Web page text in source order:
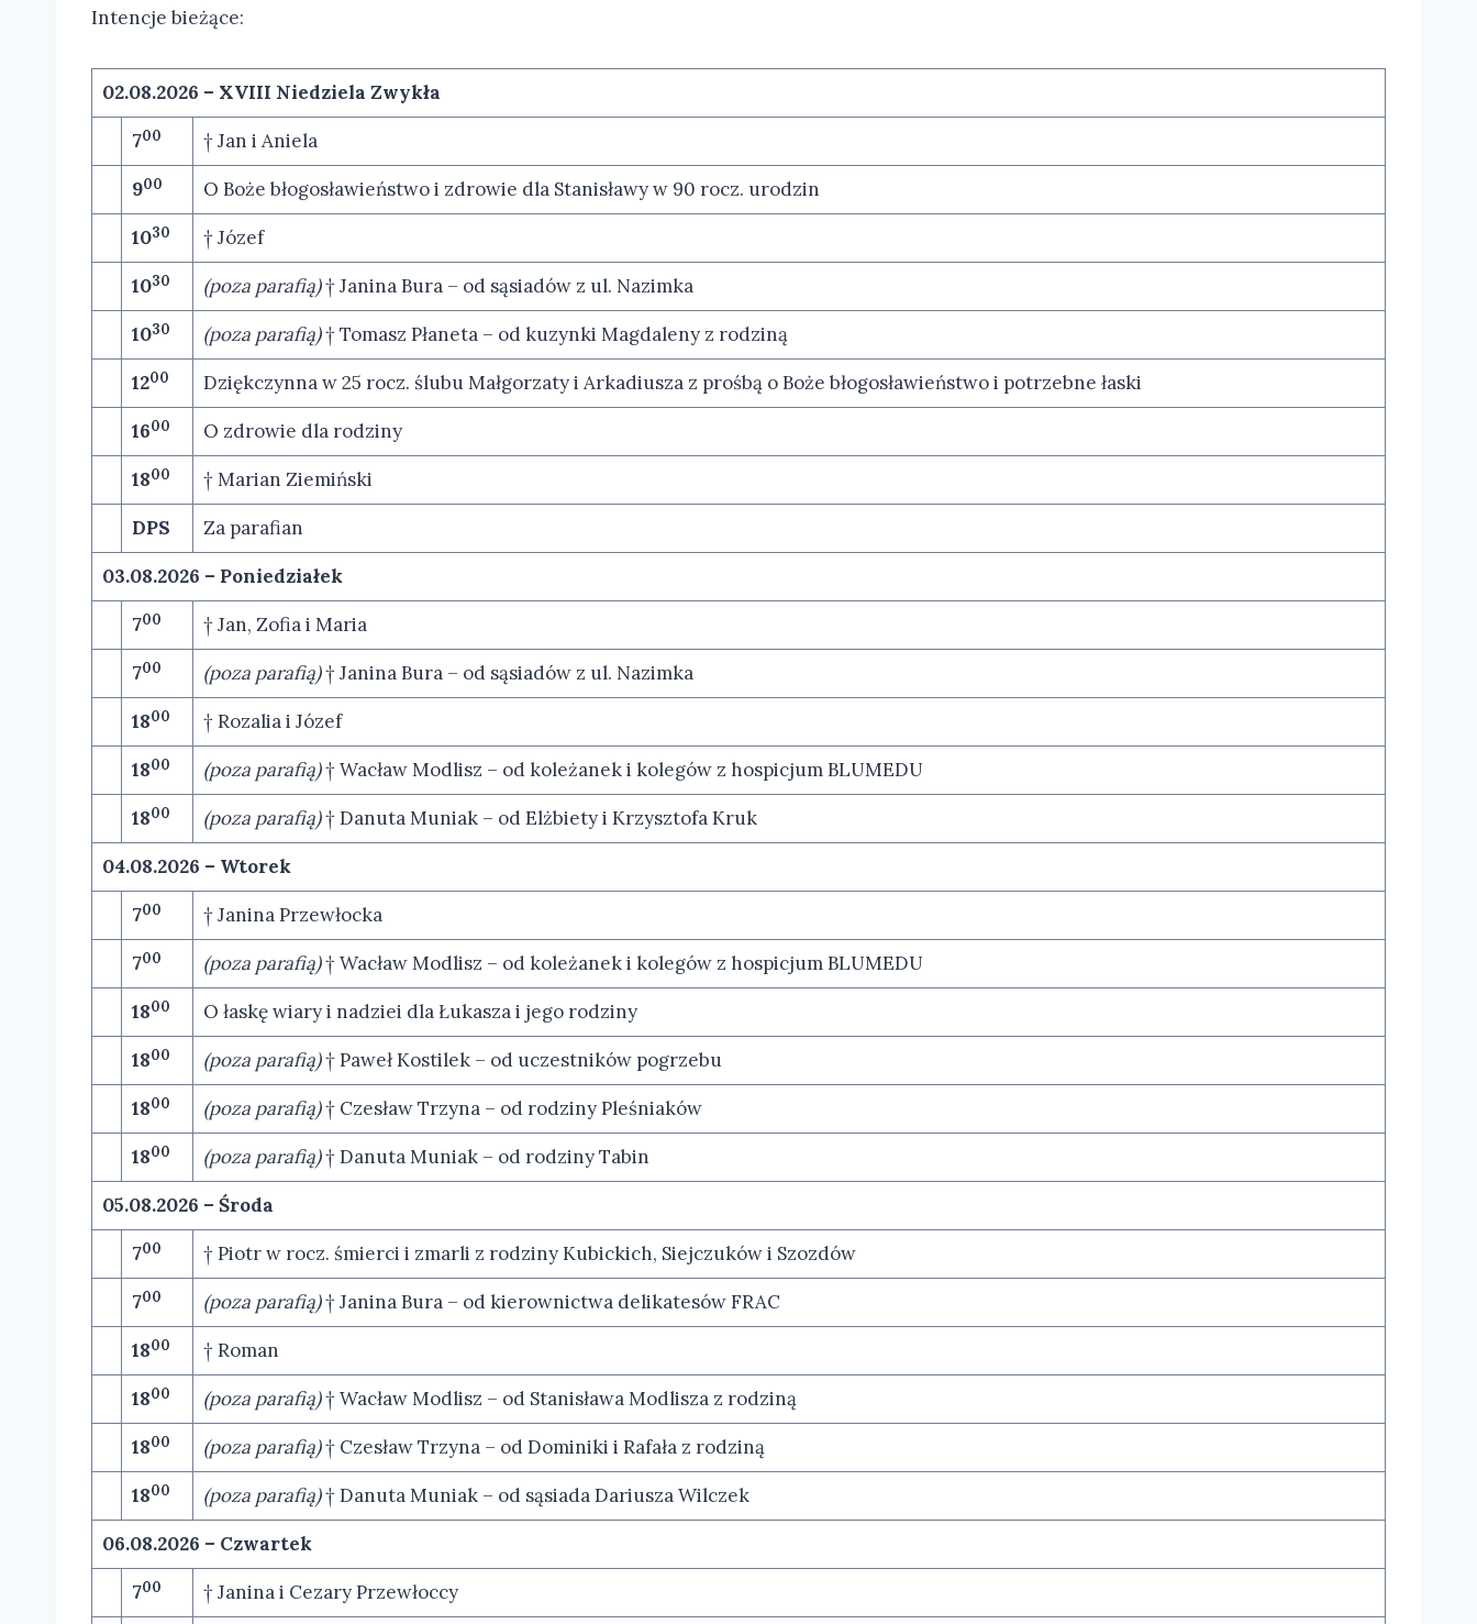
Intencje bieżące:
02.08.2026 – XVIII Niedziela Zwykła
700
† Jan i Aniela
900
O Boże błogosławieństwo i zdrowie dla Stanisławy w 90 rocz. urodzin
1030
† Józef
1030 (poza parafią)† Janina Bura – od sąsiadów z ul. Nazimka
1030 (poza parafią)† Tomasz Płaneta – od kuzynki Magdaleny z rodziną
1200
Dziękczynna w 25 rocz. ślubu Małgorzaty i Arkadiusza z prośbą o Boże błogosławieństwo i potrzebne łaski
1600
O zdrowie dla rodziny
1800
† Marian Ziemiński
DPS
Za parafian
03.08.2026 – Poniedziałek
700
† Jan, Zofia i Maria
700 (poza parafią)† Janina Bura – od sąsiadów z ul. Nazimka
1800
† Rozalia i Józef
1800 (poza parafią)† Wacław Modlisz – od koleżanek i kolegów z hospicjum BLUMEDU
1800 (poza parafią)† Danuta Muniak – od Elżbiety i Krzysztofa Kruk
04.08.2026 – Wtorek
700
† Janina Przewłocka
700 (poza parafią)† Wacław Modlisz – od koleżanek i kolegów z hospicjum BLUMEDU
1800
O łaskę wiary i nadziei dla Łukasza i jego rodziny
1800 (poza parafią)† Paweł Kostilek – od uczestników pogrzebu
1800 (poza parafią)† Czesław Trzyna – od rodziny Pleśniaków
1800 (poza parafią)† Danuta Muniak – od rodziny Tabin
05.08.2026 – Środa
700
† Piotr w rocz. śmierci i zmarli z rodziny Kubickich, Siejczuków i Szozdów
700 (poza parafią)† Janina Bura – od kierownictwa delikatesów FRAC
1800
† Roman
1800 (poza parafią)† Wacław Modlisz – od Stanisława Modlisza z rodziną
1800 (poza parafią)† Czesław Trzyna – od Dominiki i Rafała z rodziną
1800 (poza parafią)† Danuta Muniak – od sąsiada Dariusza Wilczek
06.08.2026 – Czwartek
700
† Janina i Cezary Przewłoccy